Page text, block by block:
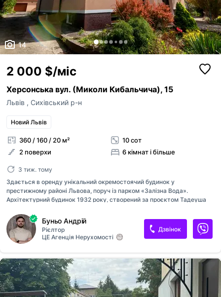
14
2 000 $/міс
Херсонська вул. (Миколи Кибальчича), 15
Львів , Сихівський р-н
Новий Львів
360 / 160 / 20 м²
2 поверхи
10 сот
6 кімнат і більше
3 тиж. тому
Здається в оренду унікальний окремостоячий будинок у
престижному районі Львова, поруч із парком «Залізна Вода».
Архітектурний будинок 1932 року, створений за проєктом Тадеуша
балкон, терасу та приватний зелений сад. Характеристики будинку •
Площа: 360 / 160 / 20 м² • Поверхів: 2 + підвал + горище • Кімнат: 6
основних • Простора кухня-вітальня з панорамними вікнами та
виходом на терасу • Автентична архітектура 1932 року Планування
Підвальний поверх: • 5 кімнат з вікнами та ремонтом 1-й поверх: • 4
кімнати • Кухня • Санвузол • Вихід у внутрішній двір 2-й поверх: • 3
кімнати • Кухня • Санвузол • Балкон Горище:...
Буньо Андрій
Рієлтор
ЦЕ Агенція Нерухомості
Дзвінок